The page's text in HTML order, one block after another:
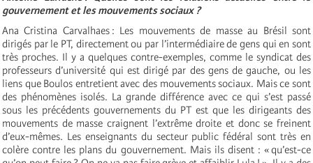
gouvernement et les mouvements sociaux ?
Ana Cristina Carvalhaes : Les mouvements de masse au Brésil sont
dirigés par le PT, directement ou par l’intermédiaire de gens qui en sont
très proches. Il y a quelques contre-exemples, comme le syndicat des
professeurs d’université qui est dirigé par des gens de gauche, ou les
liens que Boulos entretient avec des mouvements sociaux. Mais ce sont
des phénomènes isolés. La grande différence avec ce qui s’est passé
sous les précédents gouvernements du PT est que les dirigeants des
mouvements de masse craignent l’extrême droite et donc se freinent
d’eux-mêmes. Les enseignants du secteur public fédéral sont très en
colère contre les plans du gouvernement. Mais ils disent : « qu’est-ce